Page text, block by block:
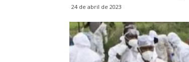
24 de abril de 2023